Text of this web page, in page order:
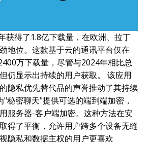
获得了1.8亿下载量，在欧洲、拉丁
地位。这款基于云的通讯平台仅在
万下载量，尽管与2024年相比总
仍显示出持续的用户获取。 该应用
隐私优先替代品的声誉推动了其持续
秘密聊天"提供可选的端到端加密，
服务器-客户端加密。这种方法在安
得了平衡，允许用户跨多个设备无缝
隐私和数据主权的用户更喜欢